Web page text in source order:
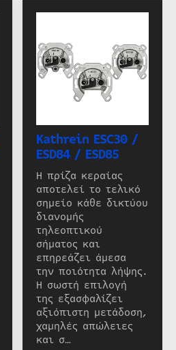
Kathrein ESC30 /
ESD84 / ESD85
Η πρίζα κεραίας
αποτελεί το τελικό
σημείο κάθε δικτύου
διανομής
τηλεοπτικού
σήματος και
επηρεάζει άμεσα
την ποιότητα λήψης.
Η σωστή επιλογή
της εξασφαλίζει
αξιόπιστη μετάδοση,
χαμηλές απώλειες
και σ…